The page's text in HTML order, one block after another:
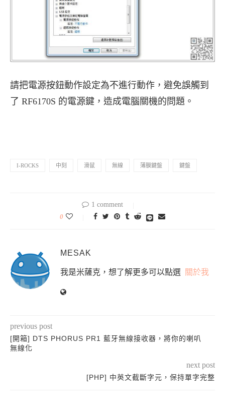
請把電源按鈕動作設定為不進行動作，避免誤觸到
了 RF6170S 的電源鍵，造成電腦關機的問題。
I-ROCKS 中刻 滑鼠 無線 薄膜鍵盤 鍵盤
1 comment
0
MESAK
我是米薩克，想了解更多可以點選 關於我
previous post
[開箱] DTS PHORUS PR1 藍牙無線接收器，將你的喇叭
無線化
next post
[PHP] 中英文截斷字元，保持單字完整